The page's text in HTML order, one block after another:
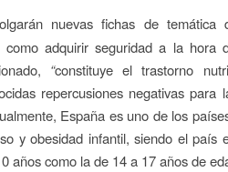
nuevas fichas de temática
como adquirir seguridad a la hora
“constituye el trastorno
repercusiones negativas para
España es uno de los
y obesidad infantil, siendo el país
años como la de 14 a 17 años de